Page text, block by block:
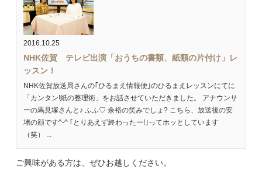
2016.10.25
NHK佐賀 テレビ出演「おうちの書類、紙類の片付け」レ
ッスン！
NHK佐賀放送局さんの｢ひるまえ情報便｣のひるまえレッスンにてに
「カンタン!紙の整理術」をお話させていただきました。 アナウンサ
ーの馬見塚さんと♪ ふふ♡ 余裕の笑みでしょ? こちら、放送後の安
堵の顔です^-^ ｢とりあえず終わったー!｣ってホッとしています
（笑） ...
ご興味がある方は、ぜひお越しください。